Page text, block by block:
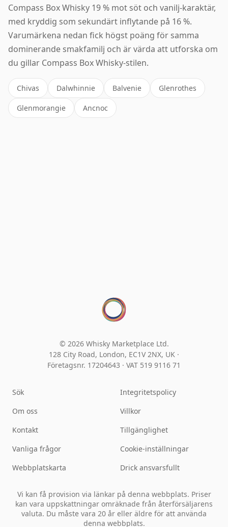
Compass Box Whisky 19 % mot söt och vanilj-karaktär,
med kryddig som sekundärt inflytande på 16 %.
Varumärkena nedan fick högst poäng för samma
dominerande smakfamilj och är värda att utforska om
du gillar Compass Box Whisky-stilen.
Chivas Dalwhinnie Balvenie Glenrothes
Glenmorangie Ancnoc
© 2026 Whisky Marketplace Ltd.
128 City Road, London, EC1V 2NX, UK ·
Företagsnr. 17204643 · VAT 519 9116 71
Sök
Om oss
Kontakt
Vanliga frågor
Webbplatskarta
Integritetspolicy
Villkor
Tillgänglighet
Cookie-inställningar
Drick ansvarsfullt
Vi kan få provision via länkar på denna webbplats. Priser
kan vara uppskattningar omräknade från återförsäljarens
valuta. Du måste vara 20 år eller äldre för att använda
denna webbplats.